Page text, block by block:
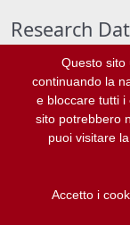
Research
Questo sito
continuando la
e bloccare tutti i
sito potrebbero
puoi visitare
Accetto i